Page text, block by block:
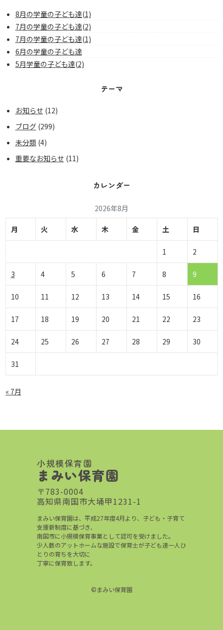
8月の学童の子ども達(1)
7月の学童の子ども達(2)
7月の学童の子ども達(1)
6月の学童の子ども達
5月学童の子ども達(2)
テーマ
お知らせ (12)
ブログ(299)
未分類 (4)
重要なお知らせ (11)
カレンダー
2026年8月
月 火 水 木 金 土 日
1 2
3 4 5 6 7 8 9
10 11 12 13 14 15 16
17 18 19 20 21 22 23
24 25 26 27 28 29 30
31
« 7月
小規模保育園
まみい保育園
〒783-0004
高知県南国市大埇甲1231-1
まみい保育園は、平成27年度4月より、子ども・子育て
支援新制度に基づき、
南国市に小規模保育事業として認可を受けました。
少人数のアットホームな施設で保育士が子ども達一人ひ
とりの育ちを大切に
丁寧に保育致します。
©まみい保育園